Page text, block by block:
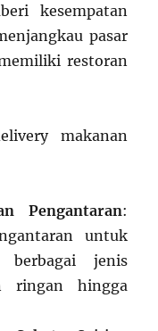
kesempatan
pasar
restoran
makanan
Pengantaran:
untuk
jenis
ringan hingga